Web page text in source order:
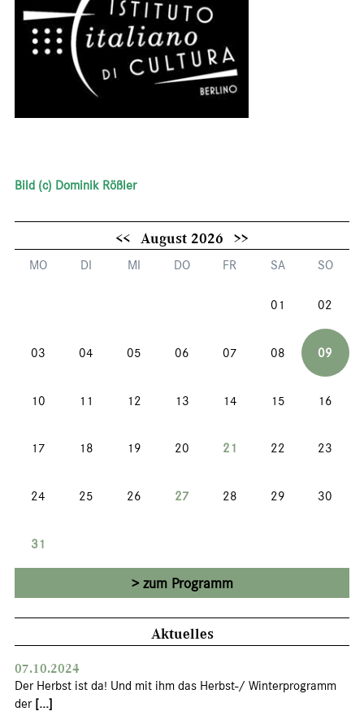
Bild (c) Dominik Rößler
<< August 2026 >>
MO DI MI DO FR SA SO
01 02
03 04 05 06 07 08 09
10 11 12 13 14 15 16
17 18 19 20 21 22 23
24 25 26 27 28 29 30
31
zum Programm
Aktuelles
07.10.2024
Der Herbst ist da! Und mit ihm das Herbst-/ Winterprogramm
der [...]